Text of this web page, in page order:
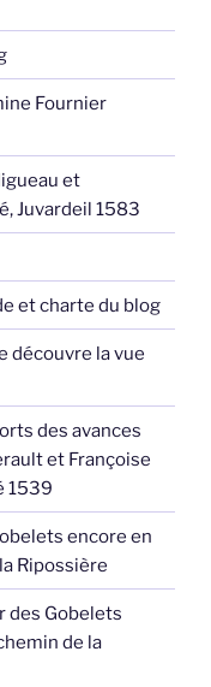
Fournier
et
Juvardeil 1583
et charte du blog
découvre la vue
des avances
et Françoise
1539
encore en
Ripossière
des Gobelets
de la